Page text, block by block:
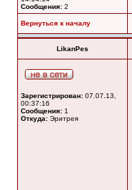
Сообщения: 2
Вернуться к началу
LikanPes
Зарегистрирован: 07.07.13,
00:37:16
Сообщения: 1
Откуда: Эритрея